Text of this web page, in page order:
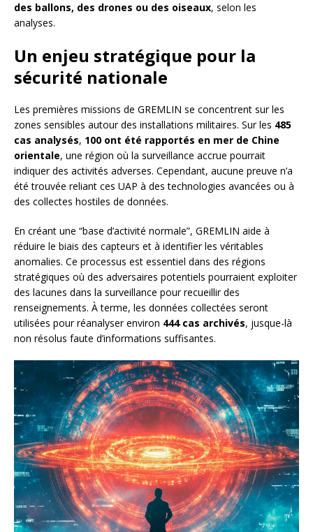
des ballons, des drones ou des oiseaux, selon les
analyses.
Un enjeu stratégique pour la
sécurité nationale
Les premières missions de GREMLIN se concentrent sur les
zones sensibles autour des installations militaires. Sur les 485
cas analysés, 100 ont été rapportés en mer de Chine
orientale, une région où la surveillance accrue pourrait
indiquer des activités adverses. Cependant, aucune preuve n’a
été trouvée reliant ces UAP à des technologies avancées ou à
des collectes hostiles de données.
En créant une “base d’activité normale”, GREMLIN aide à
réduire le biais des capteurs et à identifier les véritables
anomalies. Ce processus est essentiel dans des régions
stratégiques où des adversaires potentiels pourraient exploiter
des lacunes dans la surveillance pour recueillir des
renseignements. À terme, les données collectées seront
utilisées pour réanalyser environ 444 cas archivés, jusque-là
non résolus faute d’informations suffisantes.